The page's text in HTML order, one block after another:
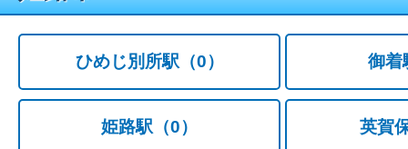
ひめじ別所駅 （0） 御着
姫路駅 （0） 英賀